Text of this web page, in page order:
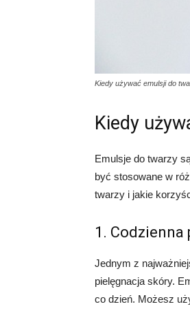
Kiedy używać emulsji do
Kiedy
Emulsje do twarzy
być stosowane w
twarzy i jakie
1.
Jednym z
pielęgnacja skóry.
co dzień. Możesz